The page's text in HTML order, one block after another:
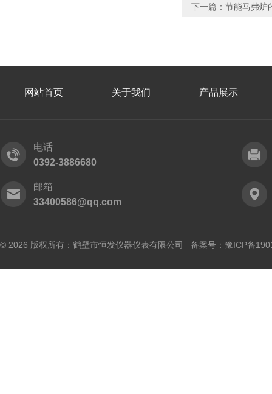
下一篇： 节能马弗炉
网站首页 关于我们 产品展示
电话
0392-3886680
邮箱
33400586@qq.com
© 2026 版权所有：鹤壁市恒发仪器仪表有限公司 备案号： 豫ICP备